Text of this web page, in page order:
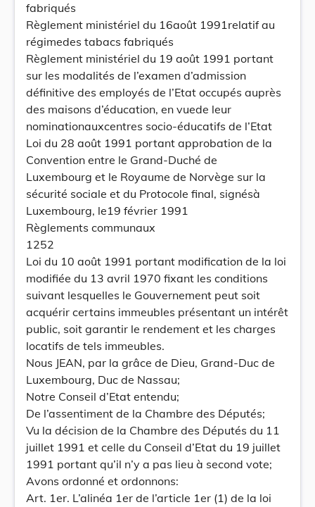
fabriqués
Règlement ministériel du 16août 1991relatif au
régimedes tabacs fabriqués
Règlement ministériel du 19 août 1991 portant
sur les modalités de l’examen d’admission
définitive des employés de l’Etat occupés auprès
des maisons d’éducation, en vuede leur
nominationauxcentres socio-éducatifs de l’Etat
Loi du 28 août 1991 portant approbation de la
Convention entre le Grand-Duché de
Luxembourg et le Royaume de Norvège sur la
sécurité sociale et du Protocole final, signésà
Luxembourg, le19 février 1991
Règlements communaux
1252
Loi du 10 août 1991 portant modification de la loi
modifiée du 13 avril 1970 fixant les conditions
suivant lesquelles le Gouvernement peut soit
acquérir certains immeubles présentant un intérêt
public, soit garantir le rendement et les charges
locatifs de tels immeubles.
Nous JEAN, par la grâce de Dieu, Grand-Duc de
Luxembourg, Duc de Nassau;
Notre Conseil d’Etat entendu;
De l’assentiment de la Chambre des Députés;
Vu la décision de la Chambre des Députés du 11
juillet 1991 et celle du Conseil d’Etat du 19 juillet
1991 portant qu’il n’y a pas lieu à second vote;
Avons ordonné et ordonnons:
Art. 1er. L’alinéa 1er de l’article 1er (1) de la loi